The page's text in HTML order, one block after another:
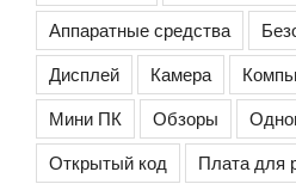
Аппаратные средства
Дисплей
Камера
Мини ПК
Обзоры
Открытый код
Плата для